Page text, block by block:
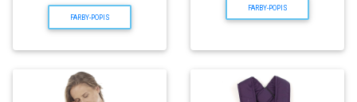
FARBY-POPIS
FARBY-POPIS